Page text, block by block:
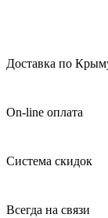
Доставка по
On-line оплата
Система скидок
Всегда на связи